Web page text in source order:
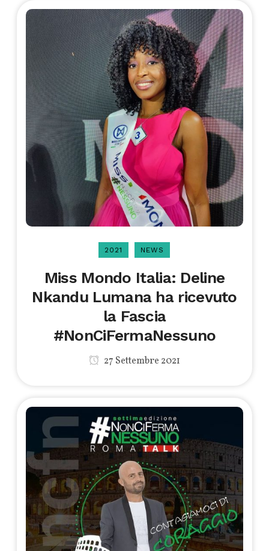
2021 NEWS
Miss Mondo Italia: Deline
Nkandu Lumana ha ricevuto
la Fascia
#NonCiFermaNessuno
27 Settembre 2021